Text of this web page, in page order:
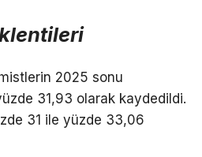
2025 sonu
31,93 olarak kaydedildi.
31 ile yüzde 33,06